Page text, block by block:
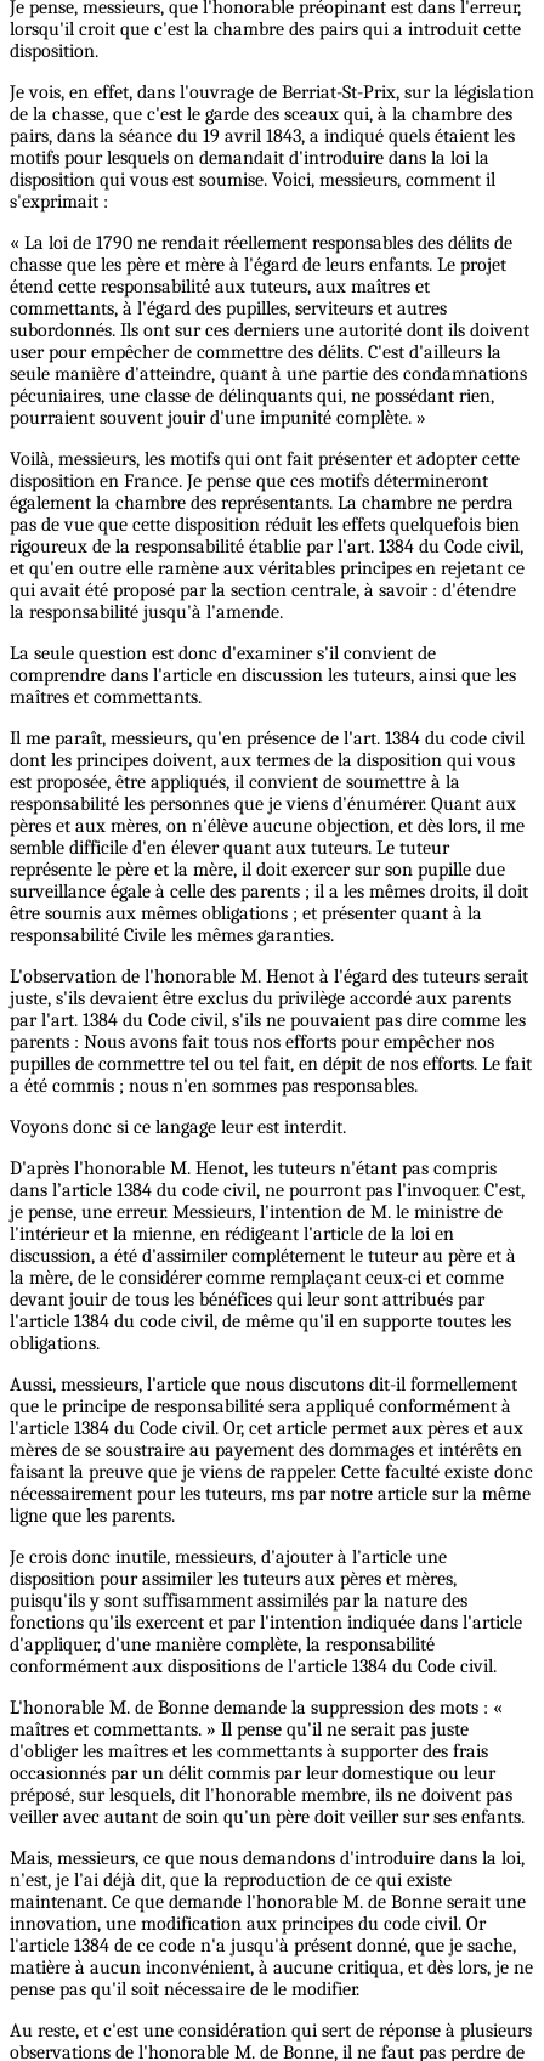
Je pense, messieurs, que l'honorable préopinant est dans l'erreur,
lorsqu'il croit que c'est la chambre des pairs qui a introduit cette
disposition.
Je vois, en effet, dans l'ouvrage de Berriat-St-Prix, sur la législation
de la chasse, que c'est le garde des sceaux qui, à la chambre des
pairs, dans la séance du 19 avril 1843, a indiqué quels étaient les
motifs pour lesquels on demandait d'introduire dans la loi la
disposition qui vous est soumise. Voici, messieurs, comment il
s'exprimait :
« La loi de 1790 ne rendait réellement responsables des délits de
chasse que les père et mère à l'égard de leurs enfants. Le projet
étend cette responsabilité aux tuteurs, aux maîtres et
commettants, à l'égard des pupilles, serviteurs et autres
subordonnés. Ils ont sur ces derniers une autorité dont ils doivent
user pour empêcher de commettre des délits. C'est d'ailleurs la
seule manière d'atteindre, quant à une partie des condamnations
pécuniaires, une classe de délinquants qui, ne possédant rien,
pourraient souvent jouir d'une impunité complète. »
Voilà, messieurs, les motifs qui ont fait présenter et adopter cette
disposition en France. Je pense que ces motifs détermineront
également la chambre des représentants. La chambre ne perdra
pas de vue que cette disposition réduit les effets quelquefois bien
rigoureux de la responsabilité établie par l'art. 1384 du Code civil,
et qu'en outre elle ramène aux véritables principes en rejetant ce
qui avait été proposé par la section centrale, à savoir : d'étendre
la responsabilité jusqu'à l'amende.
La seule question est donc d'examiner s'il convient de
comprendre dans l'article en discussion les tuteurs, ainsi que les
maîtres et commettants.
Il me paraît, messieurs, qu'en présence de l'art. 1384 du code civil
dont les principes doivent, aux termes de la disposition qui vous
est proposée, être appliqués, il convient de soumettre à la
responsabilité les personnes que je viens d'énumérer. Quant aux
pères et aux mères, on n'élève aucune objection, et dès lors, il me
semble difficile d'en élever quant aux tuteurs. Le tuteur
représente le père et la mère, il doit exercer sur son pupille due
surveillance égale à celle des parents ; il a les mêmes droits, il doit
être soumis aux mêmes obligations ; et présenter quant à la
responsabilité Civile les mêmes garanties.
L'observation de l'honorable M. Henot à l'égard des tuteurs serait
juste, s'ils devaient être exclus du privilège accordé aux parents
par l'art. 1384 du Code civil, s'ils ne pouvaient pas dire comme les
parents : Nous avons fait tous nos efforts pour empêcher nos
pupilles de commettre tel ou tel fait, en dépit de nos efforts. Le fait
a été commis ; nous n'en sommes pas responsables.
Voyons donc si ce langage leur est interdit.
D'après l'honorable M. Henot, les tuteurs n'étant pas compris
dans l’article 1384 du code civil, ne pourront pas l'invoquer. C'est,
je pense, une erreur. Messieurs, l'intention de M. le ministre de
l'intérieur et la mienne, en rédigeant l'article de la loi en
discussion, a été d'assimiler complétement le tuteur au père et à
la mère, de le considérer comme remplaçant ceux-ci et comme
devant jouir de tous les bénéfices qui leur sont attribués par
l'article 1384 du code civil, de même qu'il en supporte toutes les
obligations.
Aussi, messieurs, l'article que nous discutons dit-il formellement
que le principe de responsabilité sera appliqué conformément à
l'article 1384 du Code civil. Or, cet article permet aux pères et aux
mères de se soustraire au payement des dommages et intérêts en
faisant la preuve que je viens de rappeler. Cette faculté existe donc
nécessairement pour les tuteurs, ms par notre article sur la même
ligne que les parents.
Je crois donc inutile, messieurs, d'ajouter à l'article une
disposition pour assimiler les tuteurs aux pères et mères,
puisqu'ils y sont suffisamment assimilés par la nature des
fonctions qu'ils exercent et par l'intention indiquée dans l'article
d'appliquer, d'une manière complète, la responsabilité
conformément aux dispositions de l'article 1384 du Code civil.
L'honorable M. de Bonne demande la suppression des mots : «
maîtres et commettants. » Il pense qu'il ne serait pas juste
d'obliger les maîtres et les commettants à supporter des frais
occasionnés par un délit commis par leur domestique ou leur
préposé, sur lesquels, dit l'honorable membre, ils ne doivent pas
veiller avec autant de soin qu'un père doit veiller sur ses enfants.
Mais, messieurs, ce que nous demandons d'introduire dans la loi,
n'est, je l'ai déjà dit, que la reproduction de ce qui existe
maintenant. Ce que demande l'honorable M. de Bonne serait une
innovation, une modification aux principes du code civil. Or
l'article 1384 de ce code n'a jusqu'à présent donné, que je sache,
matière à aucun inconvénient, à aucune critiqua, et dès lors, je ne
pense pas qu'il soit nécessaire de le modifier.
Au reste, et c'est une considération qui sert de réponse à plusieurs
observations de l'honorable M. de Bonne, il ne faut pas perdre de